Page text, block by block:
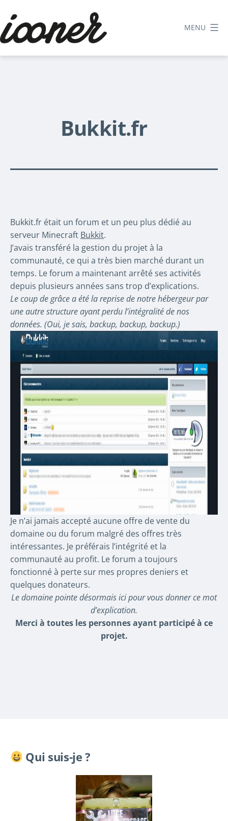
contenu
MENU
Bukkit.fr
Bukkit.fr était un forum et un peu plus dédié au
serveur Minecraft Bukkit.
J’avais transféré la gestion du projet à la
communauté, ce qui a très bien marché durant un
temps. Le forum a maintenant arrêté ses activités
depuis plusieurs années sans trop d’explications.
Le coup de grâce a été la reprise de notre hébergeur par
une autre structure ayant perdu l’intégralité de nos
données. (Oui, je sais, backup, backup, backup.)
Je n’ai jamais accepté aucune offre de vente du
domaine ou du forum malgré des offres très
intéressantes. Je préférais l’intégrité et la
communauté au profit. Le forum a toujours
fonctionné à perte sur mes propres deniers et
quelques donateurs.
Le domaine pointe désormais ici pour vous donner ce mot
d’explication.
Merci à toutes les personnes ayant participé à ce
projet.
Qui suis-je ?